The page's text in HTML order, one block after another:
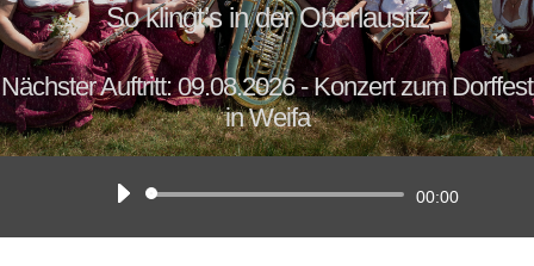
So klingt’s in der Oberlausitz
Nächster Auftritt: 09.08.2026 - Konzert zum Dorffest
in Weifa
Audio-
00:00